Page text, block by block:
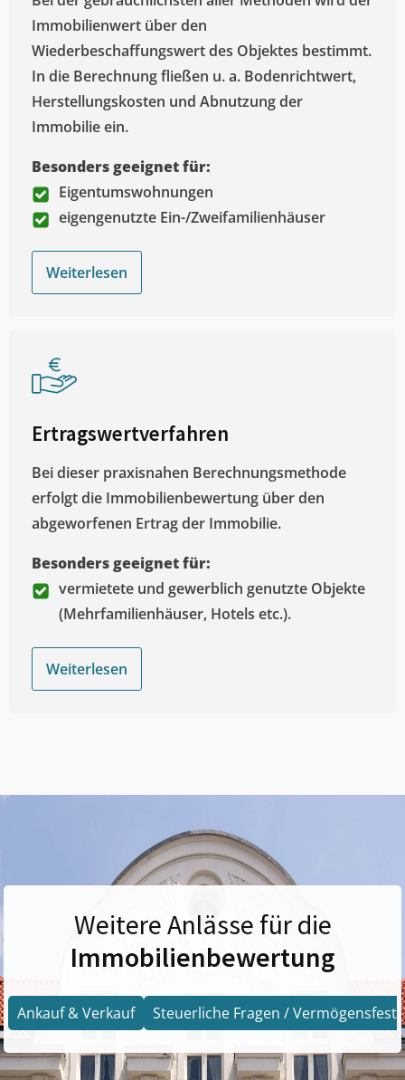
Immobilienwert über den
Wiederbeschaffungswert des Objektes bestimmt.
In die Berechnung fließen u. a. Bodenrichtwert,
Herstellungskosten und Abnutzung der
Immobilie ein.
Besonders geeignet für:
Eigentumswohnungen
eigengenutzte Ein-/Zweifamilienhäuser
Weiterlesen
Ertragswertverfahren
Bei dieser praxisnahen Berechnungsmethode
erfolgt die Immobilienbewertung über den
abgeworfenen Ertrag der Immobilie.
Besonders geeignet für:
vermietete und gewerblich genutzte Objekte
(Mehrfamilienhäuser, Hotels etc.).
Weiterlesen
Weitere Anlässe für die
Immobilienbewertung
Ankauf & Verkauf Steuerliche Fragen /